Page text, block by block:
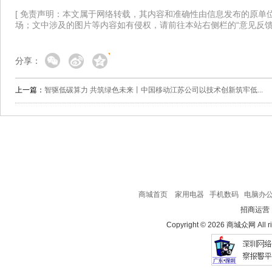
[ 免责声明：本文属于网络转载，其内容和准确性由信息发布的原
场；文中涉及的图片等内容如有侵权，请前往本站右侧栏的“意见反
分享：
上一篇：智驱低碳算力 共筑绿色未来丨中国移动江苏公司以技术创新筑牢低...
商城首页 家用电器 手机数码
电脑办
招商运营
Copyright © 2026 商城众网 All